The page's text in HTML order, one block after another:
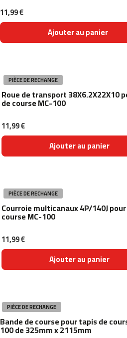
22
50
besp-
100
besp-
besp-
besp-
appartement
best-
100
200
best-
velos
elliptiques
beli-
90
11,99 €
Ajouter au panier
PIÈCE DE RECHANGE
Roue de transport 38X6.2X22X10
de course MC-100
11,99 €
Ajouter au panier
PIÈCE DE RECHANGE
Courroie multicanaux 4P/140J
course MC-100
11,99 €
Ajouter au panier
PIÈCE DE RECHANGE
Bande de course pour tapis de
100 de 325mm x 2115mm